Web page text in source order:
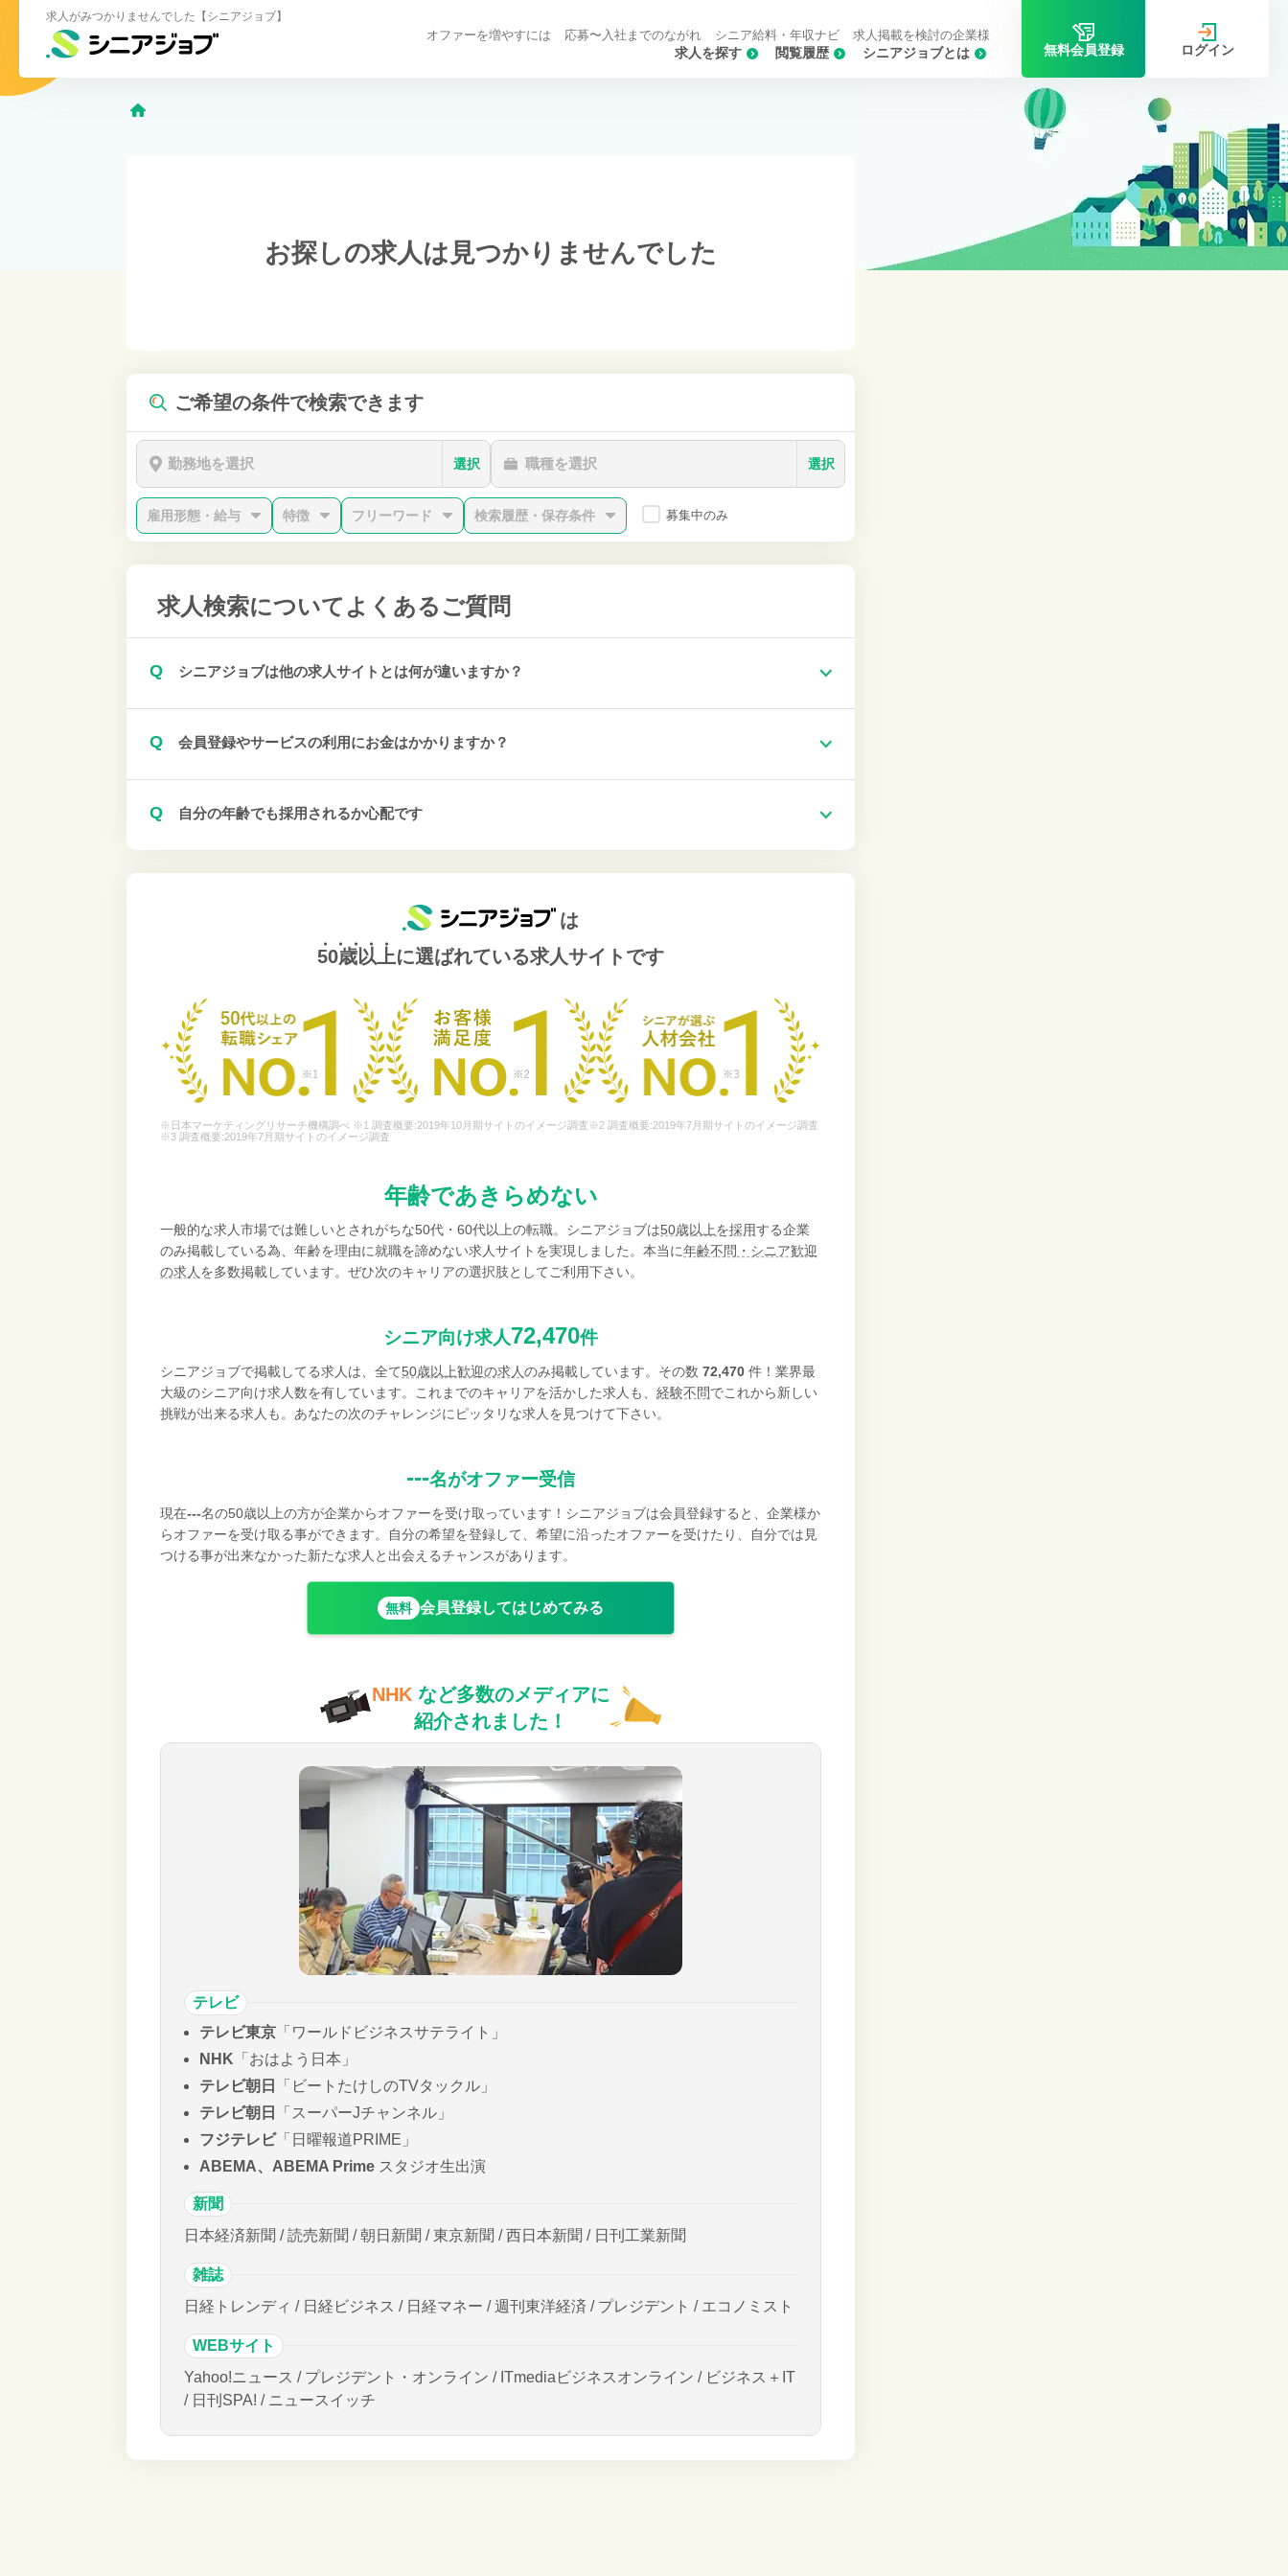
求人がみつかりませんでした【シニアジョブ】
求人を探す シニアジョブとは
閲覧履歴
オファーを増やすには 応募〜入社までのながれ シニア給料・年収ナビ 求人掲載を検討の企業様
無料会員登録 ログイン
お探しの求人は 見つかりませんでした
ご希望の条件で検索できます
勤務地を選択 選択 職種を選択 選択
雇用形態・給与 特徴 フリーワード 検索履歴・保存条件 募集中のみ
求人検索について よくあるご質問
Q シニアジョブは他の求人サイトとは何が違いますか？
Q 会員登録やサービスの利用にお金はかかりますか？
Q 自分の年齢でも採用されるか心配です
は
50歳以上に選ばれている求人サイトです
※日本マーケティングリサーチ機構調べ ※1 調査概要:2019年10月期サイトのイメージ調査※2 調査概要:2019年7月期サイトのイメージ調査
※3 調査概要:2019年7月期サイトのイメージ調査
年齢であきらめない
一般的な求人市場では難しいとされがちな50代・60代以上の転職。シニアジョブは50歳以上を採用する企業
のみ掲載している為、年齢を理由に就職を諦めない求人サイトを実現しました。本当に年齢不問・シニア歓迎
の求人 を多数掲載しています。ぜひ次のキャリアの選択肢としてご利用下さい。
シニア向け求人72,470件
シニアジョブで掲載してる求人は、全て50歳以上歓迎の求人のみ掲載しています。その数 72,470 件！業界最
大級のシニア向け求人数を有しています。これまでのキャリアを活かした求人も、 経験不問でこれから新しい
挑戦が出来る求人も。あなたの次のチャレンジにピッタリな求人を見つけて下さい。
---名がオファー受信
現在---名の50歳以上の方が企業からオファーを受け取っています！シニアジョブは会員登録すると、企業様か
らオファーを受け取る事ができます。自分の希望を登録して、希望に沿ったオファーを受けたり、自分では見
つける事が出来なかった新たな求人と出会えるチャンスがあります。
無料 会員登録してはじめてみる
NHK など多数のメディアに
紹介されました！
テレビ
テレビ東京 「ワールドビジネスサテライト」
NHK 「おはよう日本」
テレビ朝日
「ビートたけしのTVタックル」
テレビ朝日
「スーパーJチャンネル」
フジテレビ「日曜報道PRIME」
ABEMA、ABEMA Prime スタジオ生出演
新聞
日本経済新聞 / 読売新聞 / 朝日新聞 / 東京新聞 / 西日本新聞 / 日刊工業新聞
雑誌
日経トレンディ / 日経ビジネス / 日経マネー / 週刊東洋経済 / プレジデント / エコノミスト
WEBサイト
Yahoo!ニュース / プレジデント・オンライン / ITmediaビジネスオンライン / ビジネス＋IT
/ 日刊SPA! / ニュースイッチ